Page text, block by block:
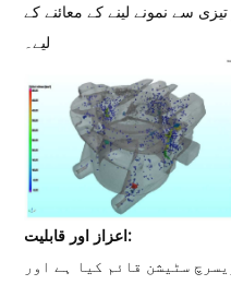
تیزی سے نمونے لینے کے معائنے کے
لیے۔
اعزاز اور قابلیت:
سٹیشن قائم کیا ہے اور